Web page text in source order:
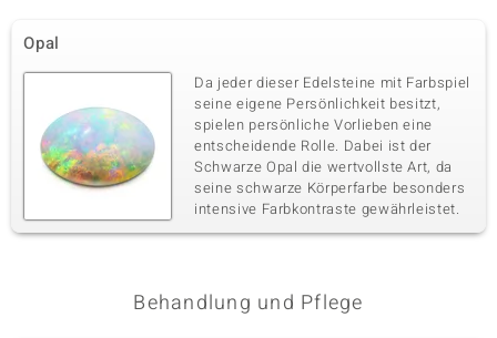
Opal
Da jeder dieser Edelsteine mit Farbspiel
seine eigene Persönlichkeit besitzt,
spielen persönliche Vorlieben eine
entscheidende Rolle. Dabei ist der
Schwarze Opal die wertvollste Art, da
seine schwarze Körperfarbe besonders
intensive Farbkontraste gewährleistet.
Behandlung und Pflege